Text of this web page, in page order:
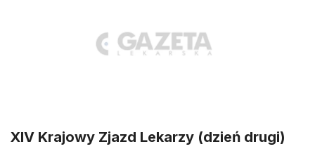
XIV Krajowy Zjazd Lekarzy (dzień drugi)